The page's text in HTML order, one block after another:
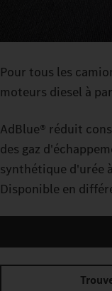
Pour tous les
moteurs diesel à
AdBlue® réduit
des gaz
synthétique d'urée
Disponible en